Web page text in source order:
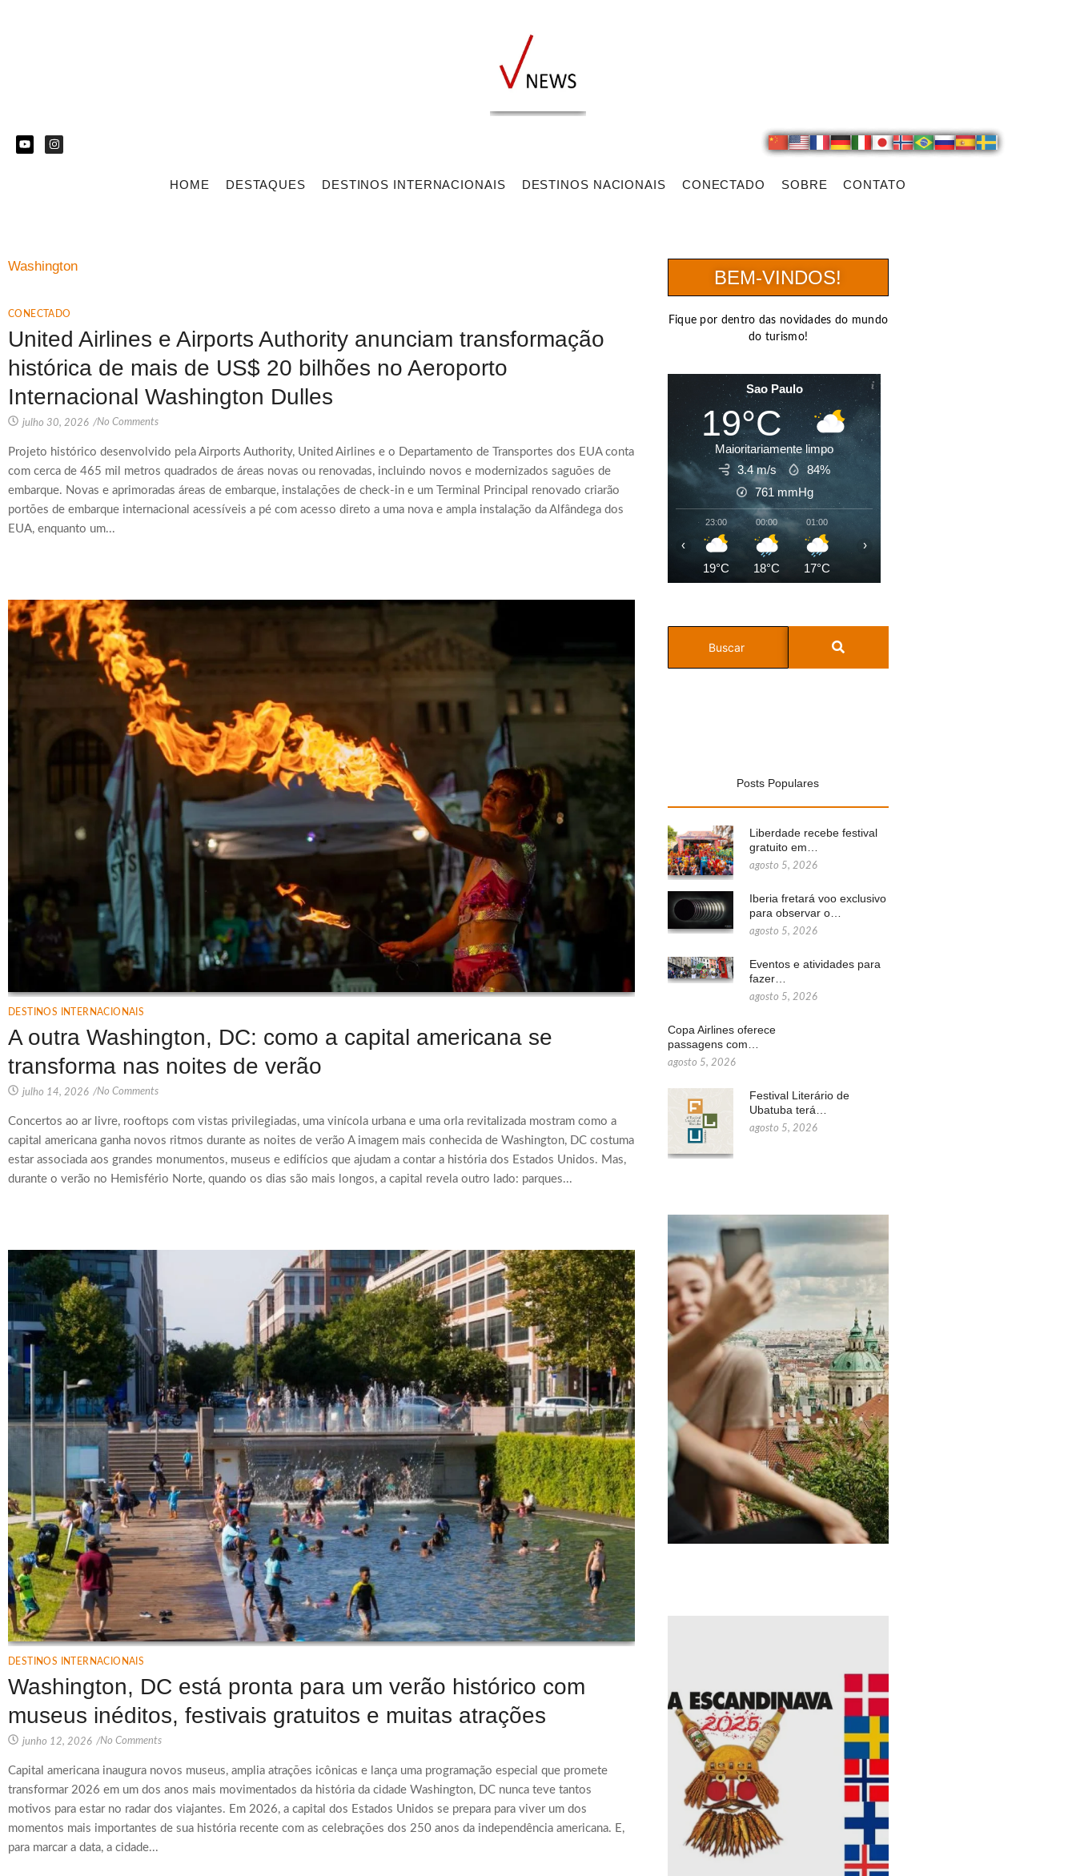
HOME DESTAQUES DESTINOS INTERNACIONAIS DESTINOS NACIONAIS CONECTADO SOBRE CONTATO
Washington
CONECTADO
United Airlines e Airports Authority anunciam transformação
histórica de mais de US$ 20 bilhões no Aeroporto
Internacional Washington Dulles
julho 30, 2026 /No Comments
Projeto histórico desenvolvido pela Airports Authority, United Airlines e o Departamento de Transportes dos EUA conta
com cerca de 465 mil metros quadrados de áreas novas ou renovadas, incluindo novos e modernizados saguões de
embarque. Novas e aprimoradas áreas de embarque, instalações de check-in e um Terminal Principal renovado criarão
portões de embarque internacional acessíveis a pé com acesso direto a uma nova e ampla instalação da Alfândega dos
EUA, enquanto um...
DESTINOS INTERNACIONAIS
A outra Washington, DC: como a capital americana se
transforma nas noites de verão
julho 14, 2026 /No Comments
Concertos ao ar livre, rooftops com vistas privilegiadas, uma vinícola urbana e uma orla revitalizada mostram como a
capital americana ganha novos ritmos durante as noites de verão A imagem mais conhecida de Washington, DC costuma
estar associada aos grandes monumentos, museus e edifícios que ajudam a contar a história dos Estados Unidos. Mas,
durante o verão no Hemisfério Norte, quando os dias são mais longos, a capital revela outro lado: parques...
DESTINOS INTERNACIONAIS
Washington, DC está pronta para um verão histórico com
museus inéditos, festivais gratuitos e muitas atrações
junho 12, 2026 /No Comments
Capital americana inaugura novos museus, amplia atrações icônicas e lança uma programação especial que promete
transformar 2026 em um dos anos mais movimentados da história da cidade Washington, DC nunca teve tantos
motivos para estar no radar dos viajantes. Em 2026, a capital dos Estados Unidos se prepara para viver um dos
momentos mais importantes de sua história recente com as celebrações dos 250 anos da independência americana. E,
para marcar a data, a cidade...
BEM-VINDOS!
Fique por dentro das novidades do mundo
do turismo!
Sao Paulo
19°C
Maioritariamente limpo
3.4 m/s
84%
761 mmHg
23:00
19°C
00:00
18°C
01:00
17°C
‹ ›
Posts Populares
Liberdade recebe festival
gratuito em…
agosto 5, 2026
Iberia fretará voo exclusivo
para observar o…
agosto 5, 2026
Eventos e atividades para
fazer…
agosto 5, 2026
Copa Airlines oferece
passagens com…
agosto 5, 2026
Festival Literário de
Ubatuba terá…
agosto 5, 2026